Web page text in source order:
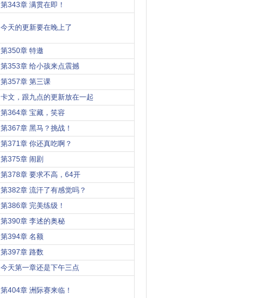
第343章 满贯在即！
今天的更新要在晚上了
第350章 特邀
第353章 给小孩来点震撼
第357章 第三课
卡文，跟九点的更新放在一起
第364章 宝藏，笑容
第367章 黑马？挑战！
第371章 你还真吃啊？
第375章 闹剧
第378章 要求不高，64开
第382章 流汗了有感觉吗？
第386章 完美练级！
第390章 李述的奥秘
第394章 名额
第397章 路数
今天第一章还是下午三点
第404章 洲际赛来临！